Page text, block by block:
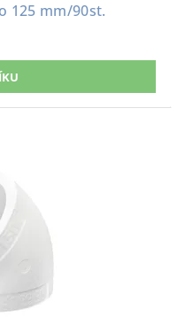
125 mm/90st.